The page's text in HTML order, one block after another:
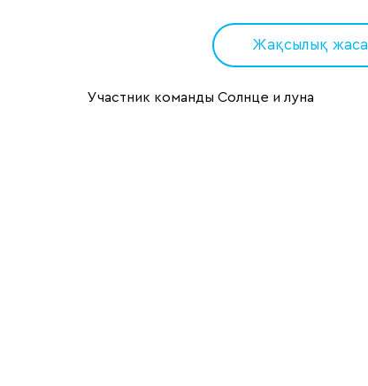
Жақсылық жаса
Участник команды Солнце и луна